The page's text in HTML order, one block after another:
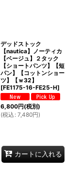
デッドストック
【nautica】ノーティカ
【ベージュ】２タック
【ショートパンツ】【短
パン】【コットンショー
ツ】【ｗ32】
[FE1175-16-FE25-H]
6,800円(税別)
(税込 : 7,480円)
カートに入れる